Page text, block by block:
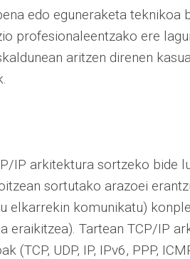
edo eguneraketa teknikoa
profesionaleentzako ere
aritzen direnen
IP arkitektura sortzeko bide
sortutako arazoei
elkarrekin komunikatu)
eraikitzea). Tartean TCP/IP
(TCP, UDP, IP, IPv6, PPP,